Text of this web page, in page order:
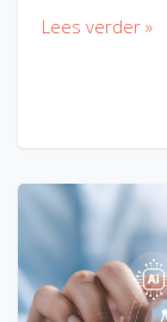
Lees verder »